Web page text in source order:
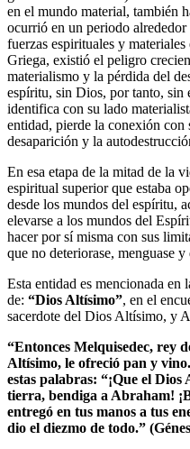
en el mundo material, también
ocurrió en un periodo
fuerzas espirituales y
Griega, existió el peligro
materialismo y la pérdida del
espíritu, sin Dios, por tanto, sin
identifica con su lado
entidad, pierde la conexión con
desaparición y la
En esa etapa de la mitad de la
espiritual superior que estaba
desde los mundos del espíritu,
elevarse a los mundos del
hacer por sí misma con sus
que no deteriorase, menguase
Esta entidad es mencionada
de: “Dios Altísimo”, en el
sacerdote del Dios Altísimo, y
“Entonces Melquisedec, rey
Altísimo, le ofreció pan y
estas palabras: “¡Que el
tierra, bendiga a Abraham!
entregó en tus manos a tus
dio el diezmo de todo.”